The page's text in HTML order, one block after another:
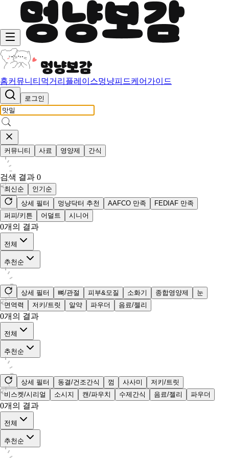
홈커뮤니티 먹거리 플레이스멍냥피드케어가이드
로그인
커뮤니티 사료 영양제 간식
검색 결과 0
최신순
인기순
상세 필터
멍냥닥터 추천 AAFCO 만족
FEDIAF 만족
퍼피/키튼
어덜트 시니어
0개의 결과
전체
추천순
상세 필터 뼈/관절 피부&모질 소화기 종합영양제
눈
면역력
저키/트릿 알약 파우더 음료/젤리
0개의 결과
전체
추천순
상세 필터 동결/건조간식 껌 사사미
저키/트릿
비스켓/시리얼
소시지 캔/파우치 수제간식 음료/젤리 파우더
0개의 결과
전체
추천순